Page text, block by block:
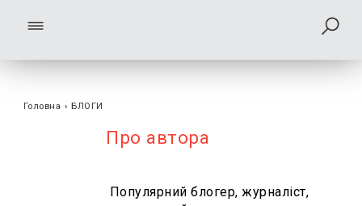
Головна › БЛОГИ
Про автора
Популярний блогер, журналіст,